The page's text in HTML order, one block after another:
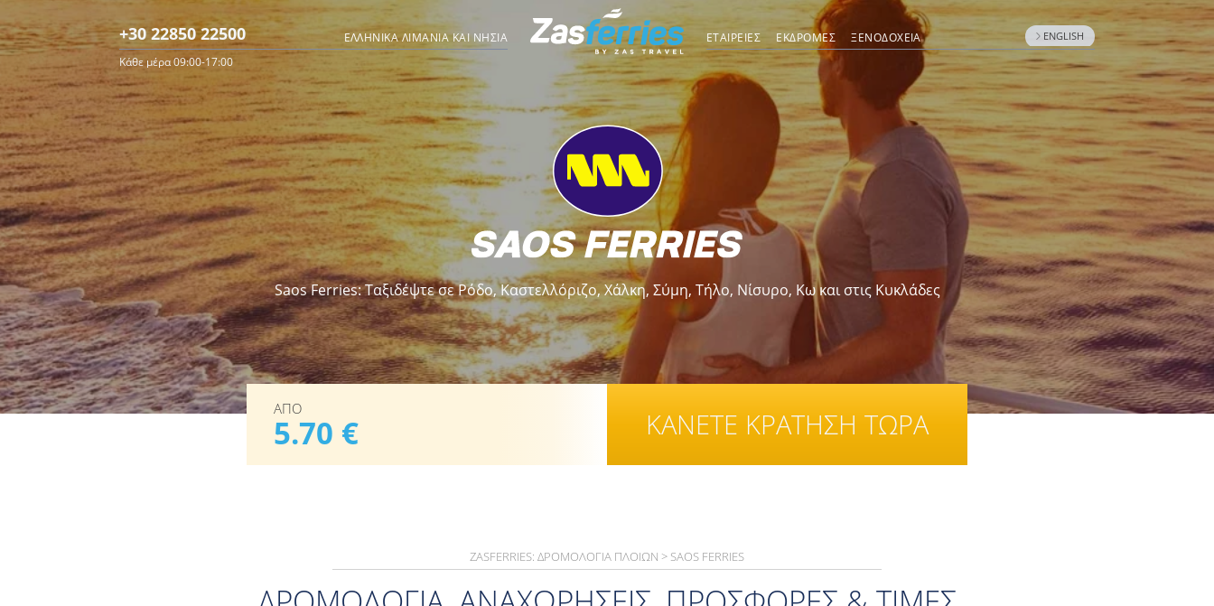
+30 22850 22500 ΕΛΛΗΝΙΚΆ ΛΙΜΆΝΙΑ ΚΑΙ ΝΗΣΙΆ ΕΤΑΙΡΕΙΕΣ ΕΚΔΡΟΜΈΣ ΞΕΝΟΔΟΧΕΊΑ ENGLISH
Κάθε μέρα 09:00-17:00
Saos Ferries: Ταξιδέψτε σε Ρόδο, Καστελλόριζο, Χάλκη, Σύμη, Τήλο, Νίσυρο, Κω και στις Κυκλάδες
ΑΠΟ
5.70 € ΚΑΝΕΤΕ ΚΡΑΤΗΣΗ ΤΩΡΑ
ZASFERRIES: ΔΡΟΜΟΛΌΓΙΑ ΠΛΟΊΩΝ > SAOS FERRIES